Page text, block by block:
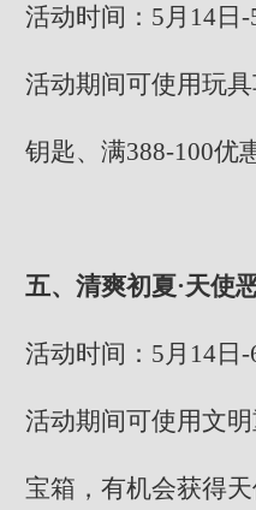
活动时间：5月14日
活动期间可使用玩
钥匙、满388-100优
五、清爽初夏·天使
活动时间：5月14日-
活动期间可使用文
宝箱，有机会获得